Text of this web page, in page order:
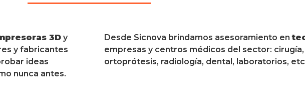
3D y
y fabricantes
ideas
nunca antes.
Desde Sicnova brindamos asesoramiento en
empresas y centros médicos del sector:
ortoprótesis, radiología, dental, laboratorios,